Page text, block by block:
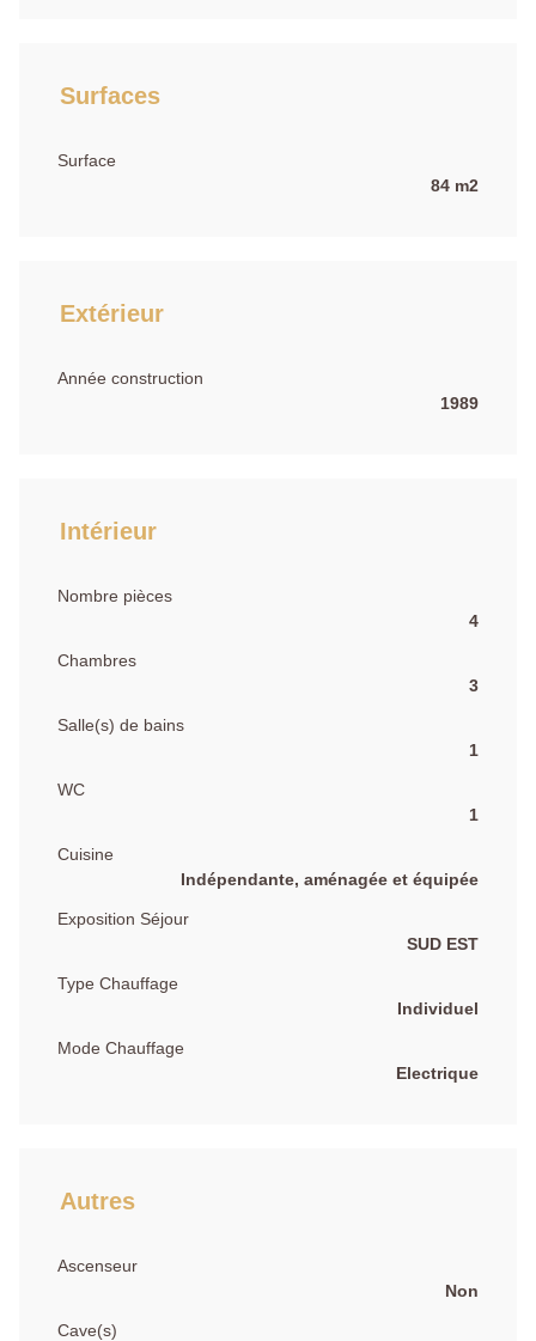
Surfaces
Surface
84 m2
Extérieur
Année construction
1989
Intérieur
Nombre pièces
4
Chambres
3
Salle(s) de bains
1
WC
1
Cuisine
Indépendante, aménagée et équipée
Exposition Séjour
SUD EST
Type Chauffage
Individuel
Mode Chauffage
Electrique
Autres
Ascenseur
Non
Cave(s)